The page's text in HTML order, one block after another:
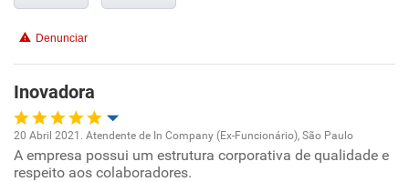
Benefícios
Recomenda esta empresa
Recomenda a diretoria
Denunciar
Inovadora
Oportunidade de promoção
20 Abril 2021. Atendente de In Company (Ex-Funcionário), São Paulo
A empresa possui um estrutura corporativa de qualidade e
respeito aos colaboradores.